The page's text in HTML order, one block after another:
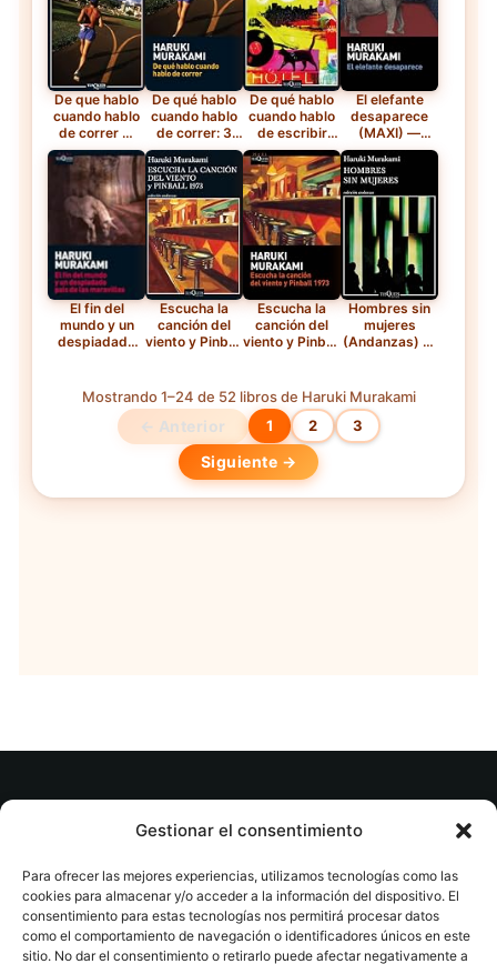
Gestionar el consentimiento
Para ofrecer las mejores experiencias, utilizamos tecnologías como las
cookies para almacenar y/o acceder a la información del dispositivo. El
consentimiento para estas tecnologías nos permitirá procesar datos
como el comportamiento de navegación o identificadores únicos en este
sitio. No dar el consentimiento o retirarlo puede afectar negativamente a
De que hablo
cuando hablo
de correr —
Tapa blanda
De qué hablo
cuando hablo
de correr: 3
(MAXI) —
Libro de
bolsillo
De qué hablo
cuando hablo
de escribir
(Andanzas) —
Tapa blanda
El elefante
desaparece
(MAXI) —
Libro de
bolsillo
El fin del
mundo y un
despiadado
Escucha la
canción del
viento y Pinball
Libro
electrónico
Escucha la
canción del
viento y Pinball
bolsillo
Hombres sin
mujeres
(Andanzas) —
Mostrando 1–24 de 52 libros de Haruki Murakami
← Anterior 1 2 3
Siguiente →
© tuslibrosvip.com · Todos los derechos